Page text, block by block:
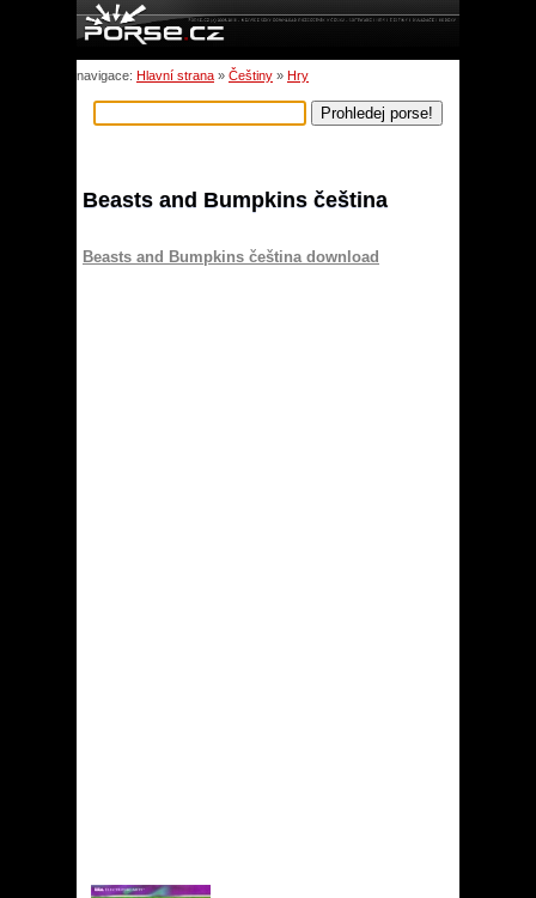
navigace: Hlavní strana » Češtiny » Hry
Beasts and Bumpkins čeština
Beasts and Bumpkins čeština download